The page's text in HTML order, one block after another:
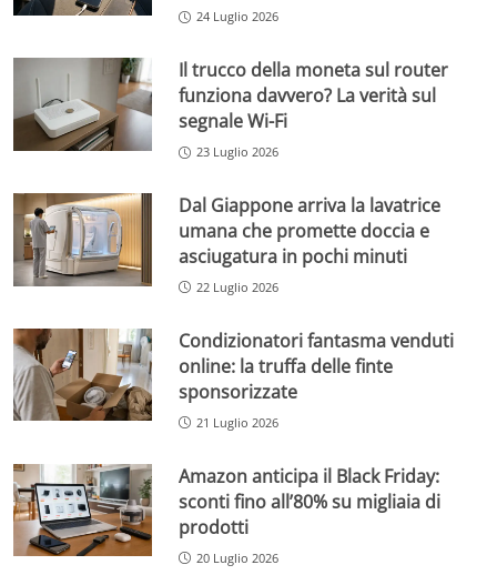
24 Luglio 2026
Il trucco della moneta sul router
funziona davvero? La verità sul
segnale Wi-Fi
23 Luglio 2026
Dal Giappone arriva la lavatrice
umana che promette doccia e
asciugatura in pochi minuti
22 Luglio 2026
Condizionatori fantasma venduti
online: la truffa delle finte
sponsorizzate
21 Luglio 2026
Amazon anticipa il Black Friday:
sconti fino all’80% su migliaia di
prodotti
20 Luglio 2026